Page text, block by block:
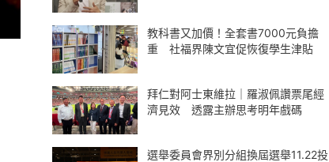
教科書又加價！全套書7000元負擔
重 社福界陳文宜促恢復學生津貼
拜仁對阿士東維拉｜羅淑佩讚票尾經
濟見效 透露主辦思考明年戲碼
選舉委員會界別分組換屆選舉11.22投